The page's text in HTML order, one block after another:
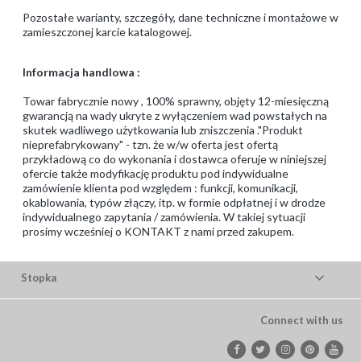
Pozostałe warianty, szczegóły, dane techniczne i montażowe w
zamieszczonej karcie katalogowej.
Informacja handlowa :
Towar fabrycznie nowy , 100% sprawny, objęty 12-miesięczną
gwarancją na wady ukryte z wyłączeniem wad powstałych na
skutek wadliwego użytkowania lub zniszczenia ."Produkt
nieprefabrykowany" - tzn. że w/w oferta jest ofertą
przykładową co do wykonania i dostawca oferuje w niniejszej
ofercie także modyfikację produktu pod indywidualne
zamówienie klienta pod względem : funkcji, komunikacji,
okablowania, typów złączy, itp. w formie odpłatnej i w drodze
indywidualnego zapytania / zamówienia. W takiej sytuacji
prosimy wcześniej o KONTAKT z nami przed zakupem.
Stopka
Connect with us